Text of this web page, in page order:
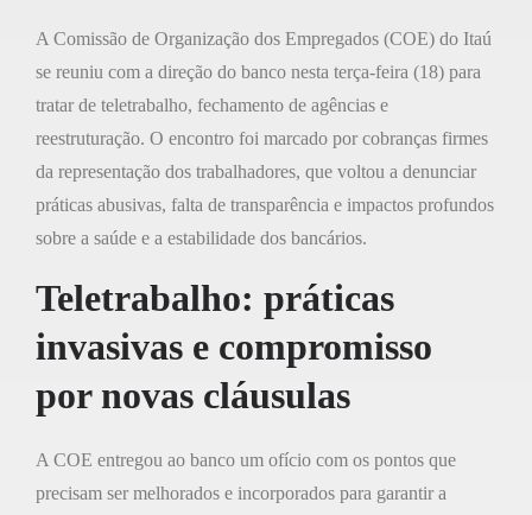
A Comissão de Organização dos Empregados (COE) do Itaú
se reuniu com a direção do banco nesta terça-feira (18) para
tratar de teletrabalho, fechamento de agências e
reestruturação. O encontro foi marcado por cobranças firmes
da representação dos trabalhadores, que voltou a denunciar
práticas abusivas, falta de transparência e impactos profundos
sobre a saúde e a estabilidade dos bancários.
Teletrabalho: práticas
invasivas e compromisso
por novas cláusulas
A COE entregou ao banco um ofício com os pontos que
precisam ser melhorados e incorporados para garantir a